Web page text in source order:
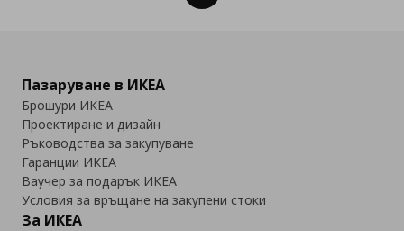
Пазаруване в ИКЕА
Брошури ИКЕА
Проектиране и дизайн
Ръководства за закупуване
Гаранции ИКЕА
Ваучер за подарък ИКЕА
Условия за връщане на закупени стоки
За ИКЕА